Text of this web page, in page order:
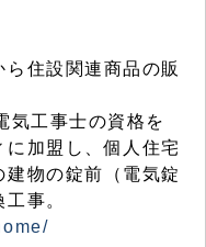
住設関連商品の販
気工事士の資格を
加盟し、個人住宅
物の錠前（電気錠
事。